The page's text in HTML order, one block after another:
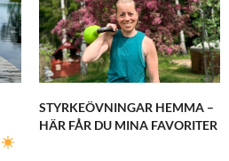
STYRKEÖVNINGAR HEMMA –
HÄR FÅR DU MINA FAVORITER